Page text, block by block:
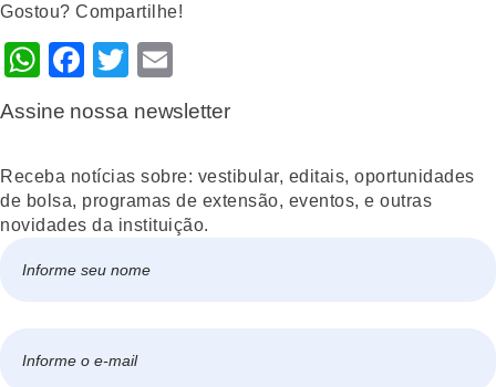
Gostou? Compartilhe!
WhatsApp
Facebook
Twitter
Assine nossa newsletter
Receba notícias sobre: vestibular, editais, oportunidades
de bolsa, programas de extensão, eventos, e outras
novidades da instituição.
mail